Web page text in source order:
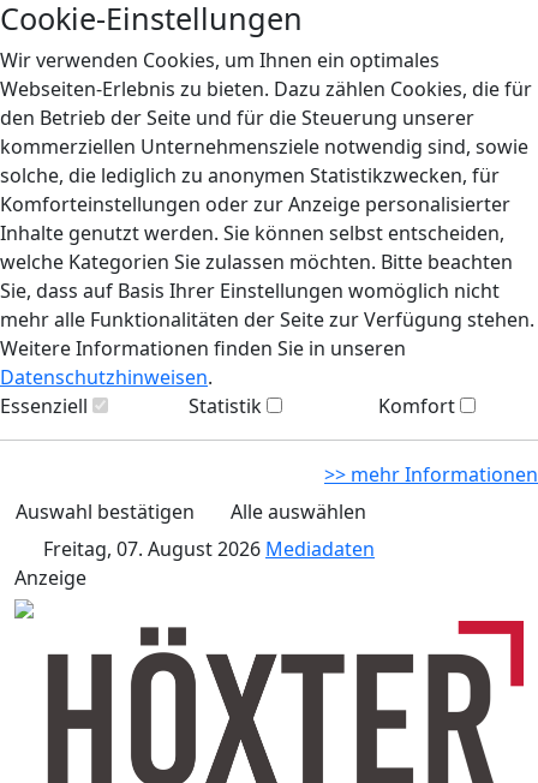
Cookie-Einstellungen
Wir verwenden Cookies, um Ihnen ein optimales
Webseiten-Erlebnis zu bieten. Dazu zählen Cookies, die für
den Betrieb der Seite und für die Steuerung unserer
kommerziellen Unternehmensziele notwendig sind, sowie
solche, die lediglich zu anonymen Statistikzwecken, für
Komforteinstellungen oder zur Anzeige personalisierter
Inhalte genutzt werden. Sie können selbst entscheiden,
welche Kategorien Sie zulassen möchten. Bitte beachten
Sie, dass auf Basis Ihrer Einstellungen womöglich nicht
mehr alle Funktionalitäten der Seite zur Verfügung stehen.
Weitere Informationen finden Sie in unseren
Datenschutzhinweisen.
Essenziell
Statistik Komfort
>> mehr Informationen
Auswahl bestätigen
Alle auswählen
Freitag, 07. August 2026 Mediadaten
Anzeige